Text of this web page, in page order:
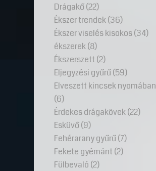
Drágakő(22)
Ékszer trendek(36)
Ékszer viselés kisokos(34)
ékszerek(8)
Ékszerszett (2)
Eljegyzési gyűrű(59)
Elveszett kincsek nyomában
(6)
Érdekes drágakövek(22)
Esküvő(9)
Fehérarany gyűrű(7)
Fekete gyémánt (2)
Fülbevaló (2)